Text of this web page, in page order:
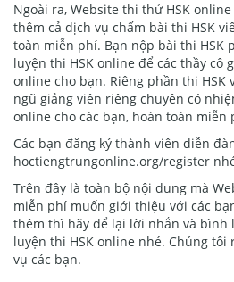
Ngoài ra, Website thi thử HSK
thêm cả dịch vụ chấm bài thi HSK
toàn miễn phí. Bạn nộp bài thi HSK
luyện thi HSK online để các thầy cô
online cho bạn. Riêng phần thi HSK
ngũ giảng viên riêng chuyên có
online cho các bạn, hoàn toàn
Các bạn đăng ký thành viên diễn
hoctiengtrungonline.org/register
Trên đây là toàn bộ nội dung mà
miễn phí muốn giới thiệu với các
thêm thì hãy để lại lời nhắn và bình
luyện thi HSK online nhé. Chúng
vụ các bạn.